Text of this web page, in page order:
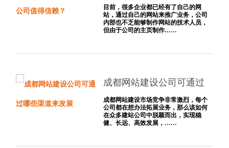
司值得信赖？
目前，很多企业都已经有了自己的网
站，通过自己的网站来推广业务，公司
内部也不乏能够制作网站的技术人员，
但由于公司的主页制作......
成都网站建设公司可通过
哪些渠道来发展
成都网站建设市场竞争非常激烈，每个
公司都在想办法拓展业务，那么该如何
在众多建站公司中脱颖而出，实现稳
健、长远、高效发展，......